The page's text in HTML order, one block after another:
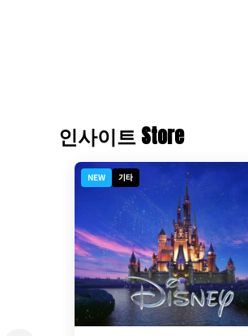
인사이트 Store
NEW 기타